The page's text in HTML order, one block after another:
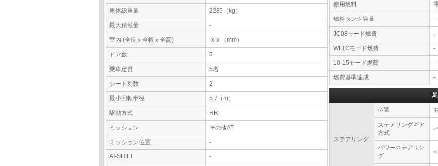
車体総重量 2285（kg）
最大積載量 -
室内 (全長ｘ全幅ｘ全高) -x-x-（mm）
ドア数 5
乗車定員 5名
シート列数 2
最小回転半径 5.7（m）
駆動方式 RR
ミッション その他AT
ミッション位置 -
AI-SHIFT
-
使用燃料
燃料タンク容量 -
JC08モード燃費 -
WLTCモード燃費 -
10-15モード燃費 -
燃費基準達成 -
ステアリング
位置
ステアリングギア
方式
パワーステアリン
グ
○